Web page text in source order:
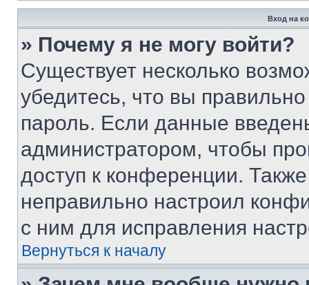
Вход на
» Почему я не могу войти?
Существует несколько
убедитесь, что вы
пароль. Если данные
администратором, чтобы
доступ к конференции.
неправильно настроил
с ним для исправления
Вернуться к началу